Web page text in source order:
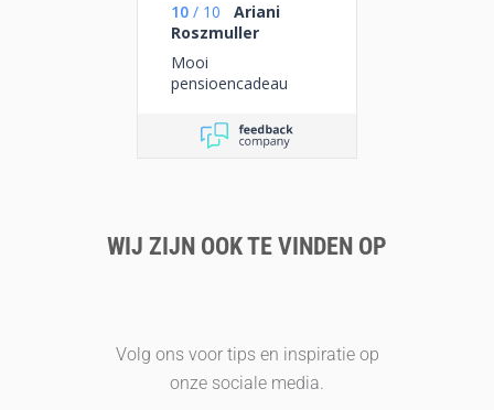
10 / 10
Ariani
Roszmuller
Mooi
pensioencadeau
WIJ ZIJN OOK TE VINDEN OP
Volg ons voor tips en inspiratie op
onze sociale media.